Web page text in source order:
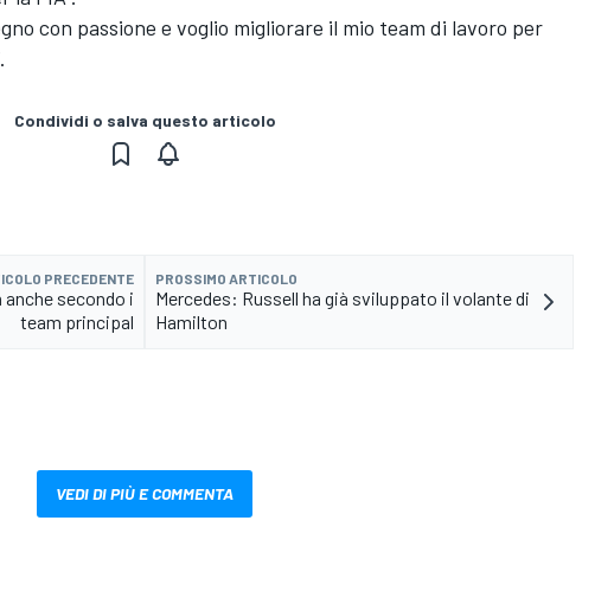
con passione e voglio migliorare il mio team di lavoro per
Condividi o salva questo articolo
PRECEDENTE
anche secondo i
team principal
PROSSIMO ARTICOLO
Mercedes: Russell ha già sviluppato il volante di
Hamilton
VEDI DI PIÙ E COMMENTA